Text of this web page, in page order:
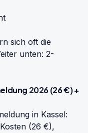
sich oft die
unten: 2-
2026 (26 €) +
in Kassel:
(26 €),